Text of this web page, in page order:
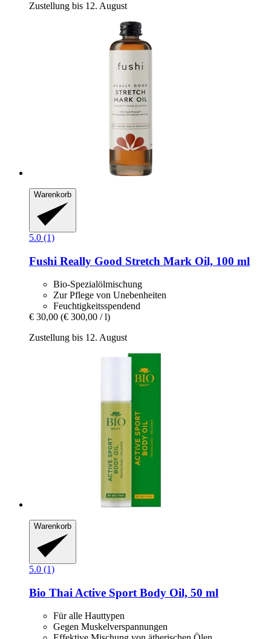
Zustellung bis 12. August
Warenkorb
5.0 (1)
Fushi Really Good Stretch Mark Oil, 100 ml
Bio-Spezialölmischung
Zur Pflege von Unebenheiten
Feuchtigkeitsspendend
€ 30,00 (€ 300,00 / l)
Zustellung bis 12. August
Warenkorb
5.0 (1)
Bio Thai Active Sport Body Oil, 50 ml
Für alle Hauttypen
Gegen Muskelverspannungen